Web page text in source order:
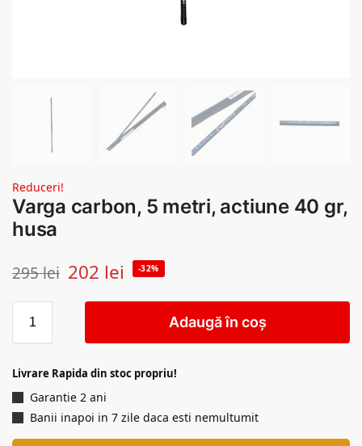
Reduceri!
Varga carbon, 5 metri, actiune 40 gr,
husa
295lei 202 lei -32%
Adaugă în coș
Livrare Rapida din stoc propriu!
Garantie 2 ani
Banii inapoi in 7 zile daca esti nemultumit